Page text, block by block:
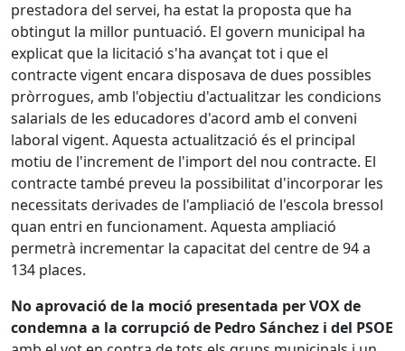
prestadora del servei, ha estat la proposta que ha
obtingut la millor puntuació. El govern municipal ha
explicat que la licitació s'ha avançat tot i que el
contracte vigent encara disposava de dues possibles
pròrrogues, amb l'objectiu d'actualitzar les condicions
salarials de les educadores d'acord amb el conveni
laboral vigent. Aquesta actualització és el principal
motiu de l'increment de l'import del nou contracte. El
contracte també preveu la possibilitat d'incorporar les
necessitats derivades de l'ampliació de l'escola bressol
quan entri en funcionament. Aquesta ampliació
permetrà incrementar la capacitat del centre de 94 a
134 places.
No aprovació de la moció presentada per VOX de
condemna a la corrupció de Pedro Sánchez i del PSOE